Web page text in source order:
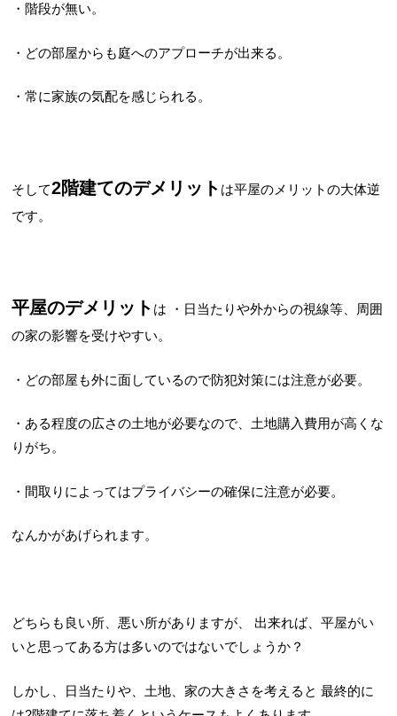
・階段が無い。
・どの部屋からも庭へのアプローチが出来る。
・常に家族の気配を感じられる。
そして2階建てのデメリット は平屋のメリットの大体逆
です。
平屋のデメリット は ・日当たりや外からの視線等、周囲
の家の影響を受けやすい。
・どの部屋も外に面しているので防犯対策には注意が必要。
・ある程度の広さの土地が必要なので、土地購入費用が高くな
りがち。
・間取りによってはプライバシーの確保に注意が必要。
なんかがあげられます。
どちらも良い所、悪い所がありますが、
出来れば、平屋がい
いと思ってある方は多いのではないでしょうか？
しかし、日当たりや、土地、家の大きさを考えると 最終的に